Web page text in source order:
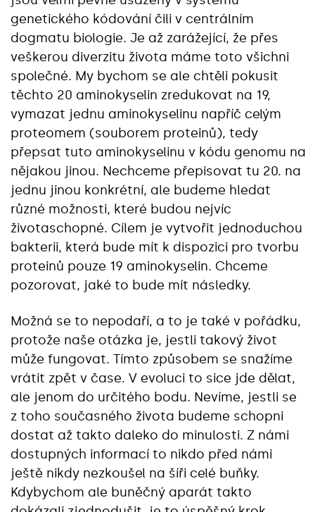
genetického kódování čili v centrálním
dogmatu biologie. Je až zarážející, že přes
veškerou diverzitu života máme toto všichni
společné. My bychom se ale chtěli pokusit
těchto 20 aminokyselin zredukovat na 19,
vymazat jednu aminokyselinu napříč celým
proteomem (souborem proteinů), tedy
přepsat tuto aminokyselinu v kódu genomu na
nějakou jinou. Nechceme přepisovat tu 20. na
jednu jinou konkrétní, ale budeme hledat
různé možnosti, které budou nejvíc
životaschopné. Cílem je vytvořit jednoduchou
bakterii, která bude mít k dispozici pro tvorbu
proteinů pouze 19 aminokyselin. Chceme
pozorovat, jaké to bude mít následky.
Možná se to nepodaří, a to je také v pořádku,
protože naše otázka je, jestli takový život
může fungovat. Tímto způsobem se snažíme
vrátit zpět v čase. V evoluci to sice jde dělat,
ale jenom do určitého bodu. Nevíme, jestli se
z toho současného života budeme schopni
dostat až takto daleko do minulosti. Z námi
dostupných informací to nikdo před námi
ještě nikdy nezkoušel na šíři celé buňky.
Kdybychom ale buněčný aparát takto